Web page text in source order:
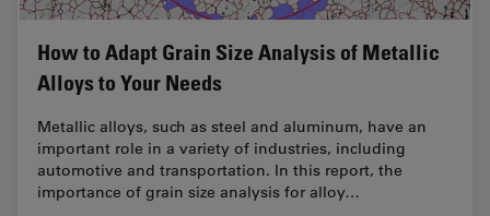
How to Adapt Grain Size Analysis of Metallic
Alloys to Your Needs
Metallic alloys, such as steel and aluminum, have an
important role in a variety of industries, including
automotive and transportation. In this report, the
importance of grain size analysis for alloy…